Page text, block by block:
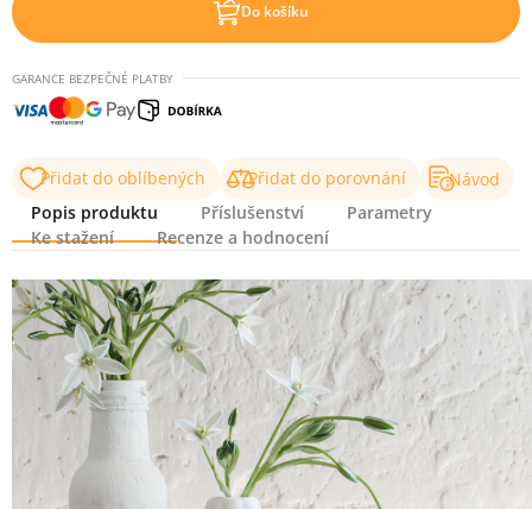
Do košíku
GARANCE BEZPEČNÉ PLATBY
Přidat do oblíbených Přidat do porovnání
Návod
Popis produktu
Příslušenství
Parametry
Ke stažení
Recenze a hodnocení
Popis produktu